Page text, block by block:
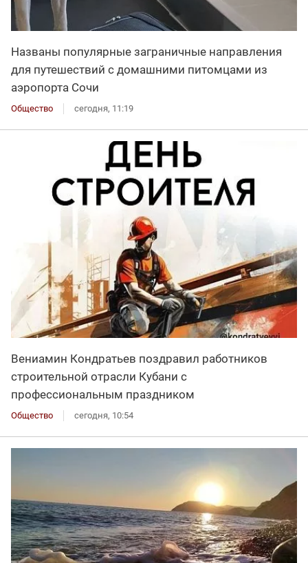
Названы популярные заграничные направления
для путешествий с домашними питомцами из
аэропорта Сочи
Общество сегодня, 11:19
Вениамин Кондратьев поздравил работников
строительной отрасли Кубани с
профессиональным праздником
Общество сегодня, 10:54